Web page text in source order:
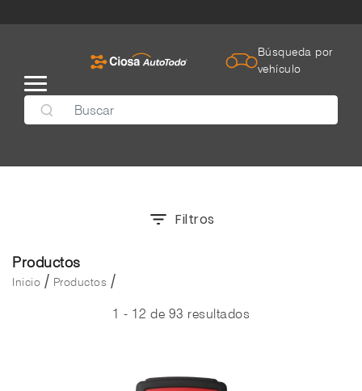
Búsqueda por
vehículo
Filtros
Productos
Inicio / Productos /
1 - 12 de 93 resultados